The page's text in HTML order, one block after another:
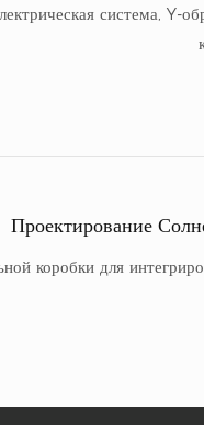
система, Y-
Проектирование
коробки для